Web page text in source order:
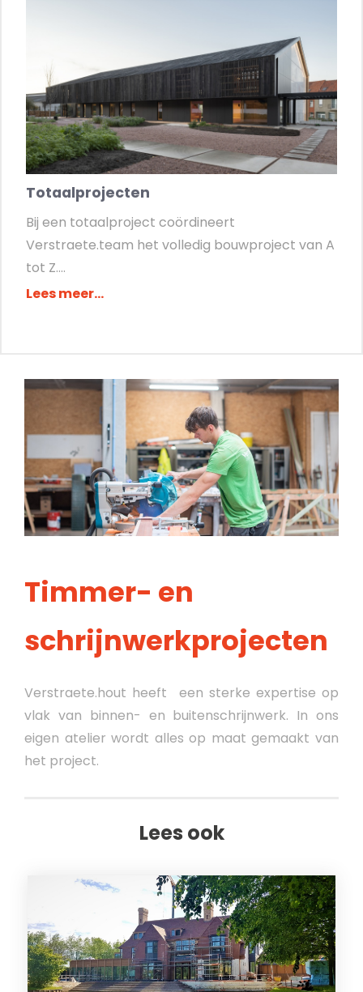
Totaalprojecten
Bij een totaalproject coördineert
Verstraete.team het volledig bouwproject van A
tot Z....
Lees meer...
Timmer- en
schrijnwerkprojecten
Verstraete.hout heeft een sterke expertise op
vlak van binnen- en buitenschrijnwerk. In ons
eigen atelier wordt alles op maat gemaakt van
het project.
Lees ook